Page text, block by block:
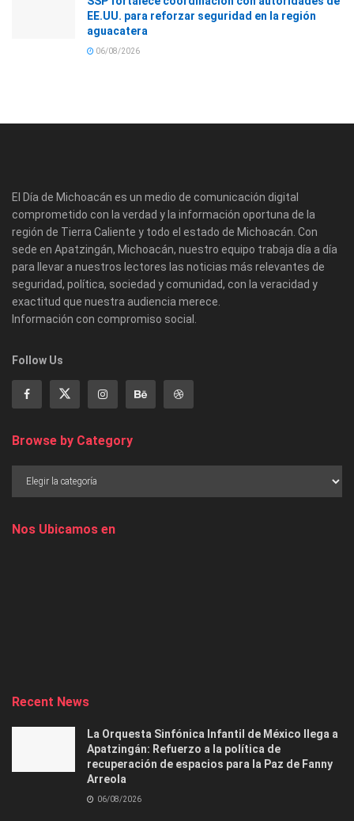
EE.UU. para reforzar seguridad en la región
aguacatera
06/08/2026
El Día de Michoacán es un medio de comunicación digital
comprometido con la verdad y la información oportuna de la
región de Tierra Caliente y todo el estado de Michoacán. Con
sede en Apatzingán, Michoacán, nuestro equipo trabaja día a día
para llevar a nuestros lectores las noticias más relevantes de
seguridad, política, sociedad y comunidad, con la veracidad y
exactitud que nuestra audiencia merece.
Información con compromiso social.
Follow Us
Browse by Category
Nos Ubicamos en
Recent News
La Orquesta Sinfónica Infantil de México llega a
Apatzingán: Refuerzo a la política de
recuperación de espacios para la Paz de Fanny
Arreola
06/08/2026